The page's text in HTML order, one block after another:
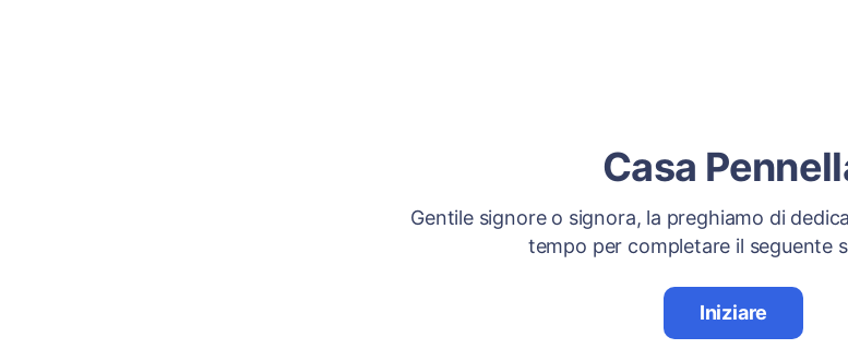
Casa
Gentile signore o signora, la preghiamo di
tempo per completare il seguente
Iniziare